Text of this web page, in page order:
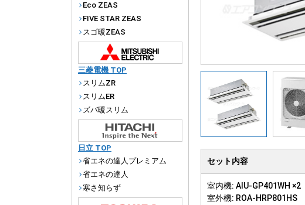
セット内容
室内機: AIU-GP401WH ×2
室外機: ROA-HRP801HS
Eco ZEAS
FIVE STAR ZEAS
スゴ暖ZEAS
三菱電機 TOP
スリムZR
スリムER
ズバ暖スリム
日立 TOP
省エネの達人プレミアム
省エネの達人
寒さ知らず